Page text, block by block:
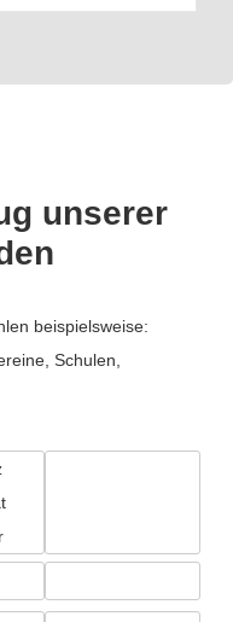
unserer
beispielsweise:
Schulen,